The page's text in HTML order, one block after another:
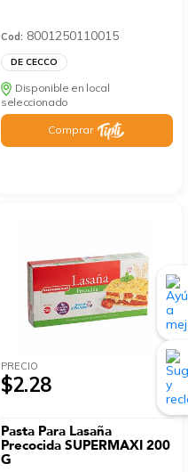
Cod: 8001250110015
DE CECCO
Disponible en local
seleccionado
Comprar
PRECIO
$2.28
Pasta Para Lasaña
Precocida SUPERMAXI 200
G